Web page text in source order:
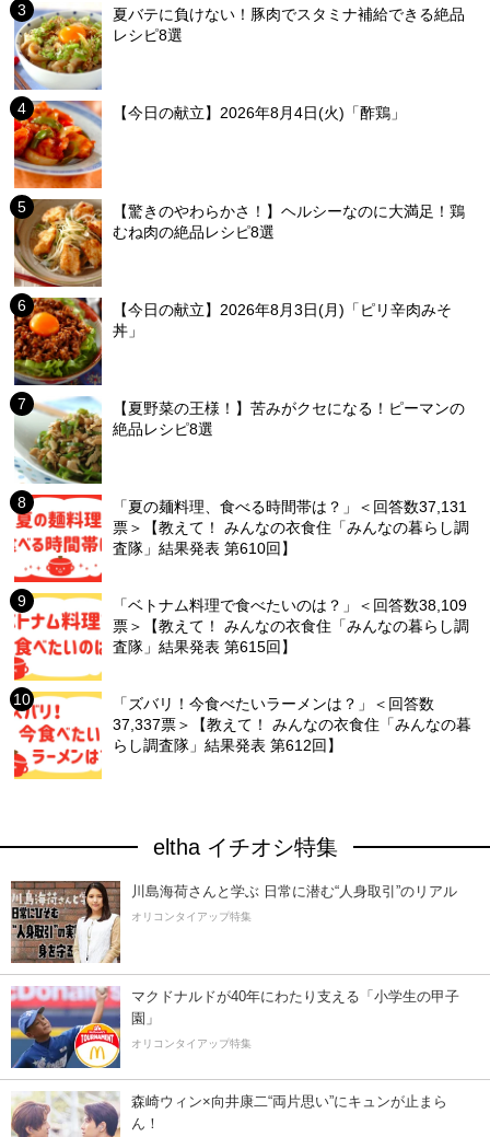
夏バテに負けない！豚肉でスタミナ補給できる絶品
レシピ8選
【今日の献立】2026年8月4日(火)「酢鶏」
【驚きのやわらかさ！】ヘルシーなのに大満足！鶏
むね肉の絶品レシピ8選
【今日の献立】2026年8月3日(月)「ピリ辛肉みそ
丼」
【夏野菜の王様！】苦みがクセになる！ピーマンの
絶品レシピ8選
「夏の麺料理、食べる時間帯は？」＜回答数37,131
票＞【教えて！ みんなの衣食住「みんなの暮らし調
査隊」結果発表 第610回】
「ベトナム料理で食べたいのは？」＜回答数38,109
票＞【教えて！ みんなの衣食住「みんなの暮らし調
査隊」結果発表 第615回】
「ズバリ！今食べたいラーメンは？」＜回答数
37,337票＞【教えて！ みんなの衣食住「みんなの暮
らし調査隊」結果発表 第612回】
eltha イチオシ特集
川島海荷さんと学ぶ 日常に潜む“人身取引”のリアル
オリコンタイアップ特集
マクドナルドが40年にわたり支える「小学生の甲子
園」
オリコンタイアップ特集
森崎ウィン×向井康二“両片思い”にキュンが止まら
ん！